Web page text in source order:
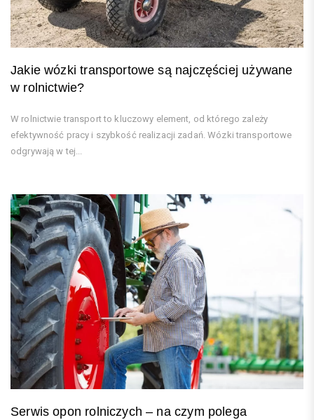
Jakie wózki transportowe są najczęściej używane
w rolnictwie?
W rolnictwie transport to kluczowy element, od którego zależy
efektywność pracy i szybkość realizacji zadań. Wózki transportowe
odgrywają w tej...
Serwis opon rolniczych – na czym polega